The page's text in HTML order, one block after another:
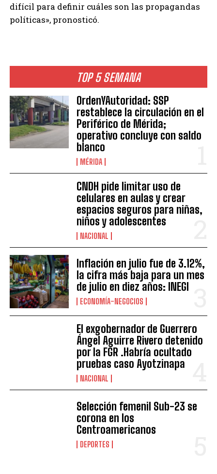
TOP 5 SEMANA
OrdenYAutoridad: SSP
restablece la circulación en el
Periférico de Mérida;
operativo concluye con saldo
blanco
MÉRIDA
CNDH pide limitar uso de
celulares en aulas y crear
espacios seguros para niñas,
niños y adolescentes
NACIONAL
Inflación en julio fue de 3.12%,
la cifra más baja para un mes
de julio en diez años: INEGI
ECONOMÍA-NEGOCIOS
El exgobernador de Guerrero
Ángel Aguirre Rivero detenido
por la FGR .Habría ocultado
pruebas caso Ayotzinapa
NACIONAL
Selección femenil Sub-23 se
corona en los
Centroamericanos
DEPORTES
difícil para definir cuáles son las propagandas
políticas», pronosticó.